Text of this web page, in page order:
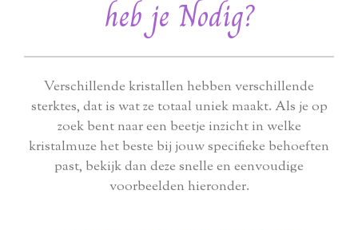
heb je Nodig?
Verschillende kristallen hebben verschillende
sterktes, dat is wat ze totaal uniek maakt. Als je op
zoek bent naar een beetje inzicht in welke
kristalmuze het beste bij jouw specifieke behoeften
past, bekijk dan deze snelle en eenvoudige
voorbeelden hieronder.